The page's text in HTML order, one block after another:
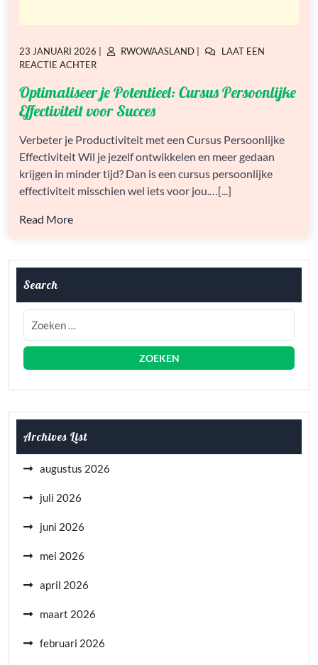
GEPLAATST
OP
23 JANUARI 2026
GEPLAATST
RWOWAASLAND
LAAT EEN
REACTIE ACHTEROP
JE
POTENTIEEL:
CURSUS
EFFECTIVITEIT
VOOR
SUCCES
Optimaliseer je Potentieel: Cursus Persoonlijke
Effectiviteit voor Succes
Verbeter je Productiviteit met een Cursus Persoonlijke
Effectiviteit Wil je jezelf ontwikkelen en meer gedaan
krijgen in minder tijd? Dan is een cursus persoonlijke
effectiviteit misschien wel iets voor jou.…[...]
Read More
Search
Archives List
augustus 2026
juli 2026
juni 2026
mei 2026
april 2026
maart 2026
februari 2026